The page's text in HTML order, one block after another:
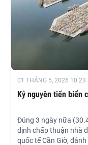
01 THÁNG 5, 2026 10:23
Kỷ nguyên tiến biển
Đúng 3 ngày nữa
định chấp thuận nhà
quốc tế Cần Giờ,